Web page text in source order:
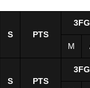
S
S
S PTS
3FG
M
S PTS
3FG